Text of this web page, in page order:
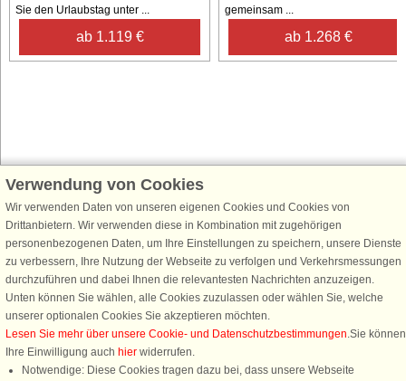
Sie den Urlaubstag unter ...
ab 1.119 €
gemeinsam ...
ab 1.268 €
Schließen Sie sich 100.000 Ferienhaus-Fans an
Erhalten Sie einenWillkommensgutschein von 25 € für Ihren nächsten
Ferienhausurlaub - melden Sie sich einfach für den DanCenter Newsletter
an. Verpassen Sie nie wieder exklusive Angebote, Gewinnspiele und
Urlaubstipps!
Newsletter abonnieren
Verwendung von Cookies
Wir verwenden Daten von unseren eigenen Cookies und Cookies von
Drittanbietern. Wir verwenden diese in Kombination mit zugehörigen
personenbezogenen Daten, um Ihre Einstellungen zu speichern, unsere Dienste
zu verbessern, Ihre Nutzung der Webseite zu verfolgen und Verkehrsmessungen
durchzuführen und dabei Ihnen die relevantesten Nachrichten anzuzeigen.
Unten können Sie wählen, alle Cookies zuzulassen oder wählen Sie, welche
unserer optionalen Cookies Sie akzeptieren möchten.
Lesen Sie mehr über unsere Cookie- und Datenschutzbestimmungen.Sie können
Ihre Einwilligung auch hier widerrufen.
Notwendige: Diese Cookies tragen dazu bei, dass unsere Webseite